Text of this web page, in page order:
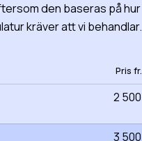
den baseras på hur
kräver att vi behandlar.
Pris fr.
2 500
3 500